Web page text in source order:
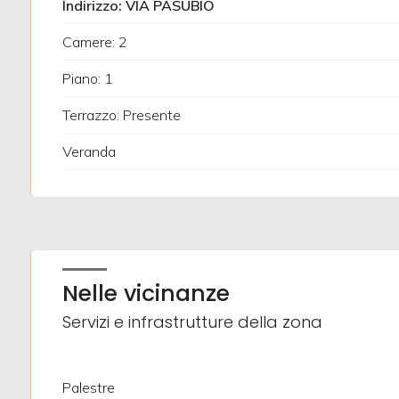
Indirizzo: VIA PASUBIO
Camere: 2
Piano: 1
Terrazzo: Presente
Veranda
Nelle vicinanze
Servizi e infrastrutture della zona
Palestre
Giardino
Balcone/Terrazzo
Nuova costruzione